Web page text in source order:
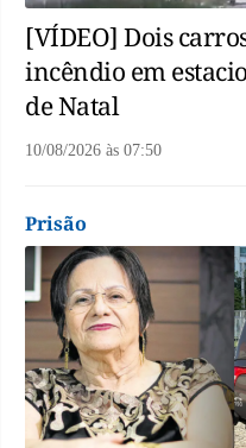
[VÍDEO] Dois
incêndio em
de Natal
10/08/2026 às 07:50
Prisão